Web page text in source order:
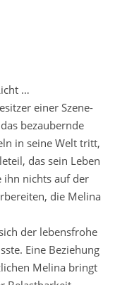
…
einer Szene-
bezaubernde
in seine Welt tritt,
das sein Leben
ihn nichts auf der
die Melina
der lebensfrohe
Eine Beziehung
Melina bringt